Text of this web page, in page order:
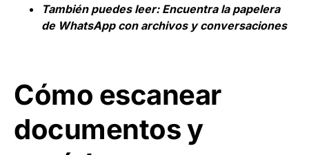
También puedes leer: Encuentra la papelera
de WhatsApp con archivos y conversaciones
Cómo escanear
documentos y